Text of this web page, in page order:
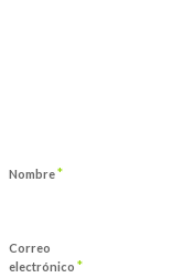
Nombre*
Correo
electrónico *